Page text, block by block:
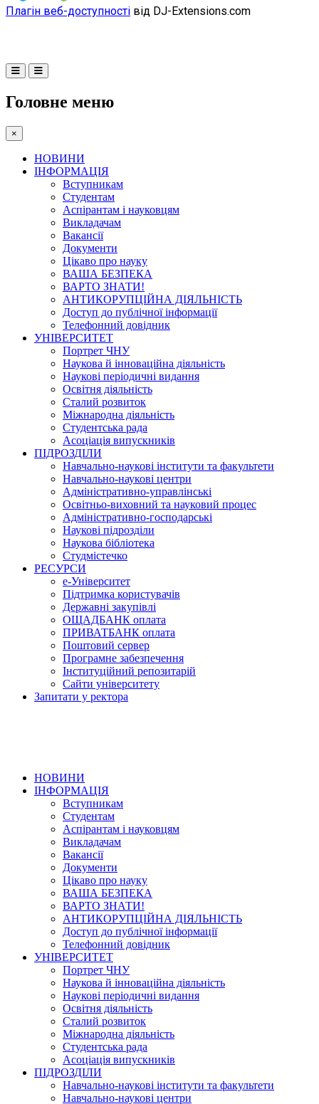
Плагін веб-доступності від DJ-Extensions.com
Головне меню
×
НОВИНИ
ІНФОРМАЦІЯ
Вступникам
Студентам
Аспірантам і науковцям
Викладачам
Вакансії
Документи
Цікаво про науку
ВАША БЕЗПЕКА
ВАРТО ЗНАТИ!
АНТИКОРУПЦІЙНА ДІЯЛЬНІСТЬ
Доступ до публічної інформації
Телефонний довідник
УНІВЕРСИТЕТ
Портрет ЧНУ
Наукова й інноваційна діяльність
Наукові періодичні видання
Освітня діяльність
Сталий розвиток
Міжнародна діяльність
Студентська рада
Асоціація випускників
ПІДРОЗДІЛИ
Навчально-наукові інститути та факультети
Навчально-наукові центри
Адміністративно-управлінські
Освітньо-виховний та науковий процес
Адміністративно-господарські
Наукові підрозділи
Наукова бібліотека
Студмістечко
РЕСУРСИ
е-Університет
Підтримка користувачів
Державні закупівлі
ОЩАДБАНК оплата
ПРИВАТБАНК оплата
Поштовий сервер
Програмне забезпечення
Інституційний репозитарій
Сайти університету
Запитати у ректора
НОВИНИ
ІНФОРМАЦІЯ
Вступникам
Студентам
Аспірантам і науковцям
Викладачам
Вакансії
Документи
Цікаво про науку
ВАША БЕЗПЕКА
ВАРТО ЗНАТИ!
АНТИКОРУПЦІЙНА ДІЯЛЬНІСТЬ
Доступ до публічної інформації
Телефонний довідник
УНІВЕРСИТЕТ
Портрет ЧНУ
Наукова й інноваційна діяльність
Наукові періодичні видання
Освітня діяльність
Сталий розвиток
Міжнародна діяльність
Студентська рада
Асоціація випускників
ПІДРОЗДІЛИ
Навчально-наукові інститути та факультети
Навчально-наукові центри